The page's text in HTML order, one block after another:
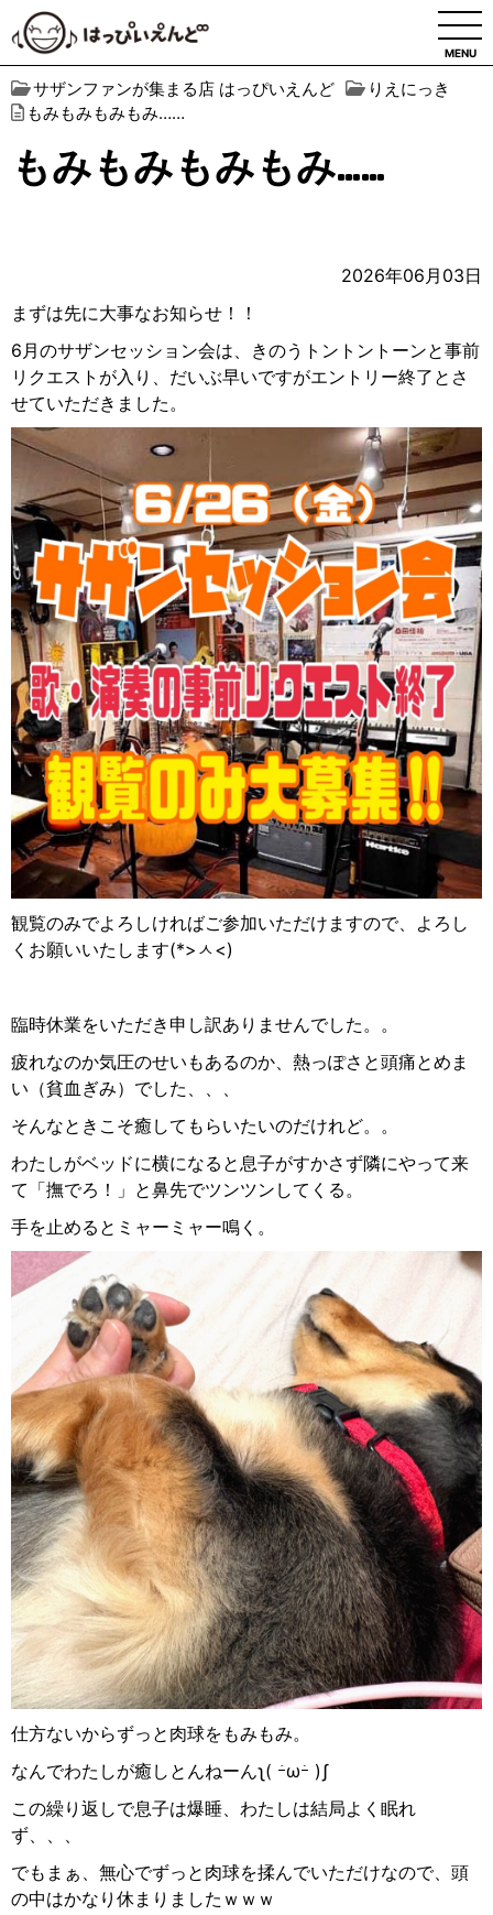
MENU
サザンファンが集まる店 はっぴいえんど
りえにっき
もみもみもみもみ……
もみもみもみもみ……
2026年06月03日
まずは先に大事なお知らせ！！
6月のサザンセッション会は、きのうトントントーンと事前
リクエストが入り、だいぶ早いですがエントリー終了とさ
せていただきました。
観覧のみでよろしければご参加いただけますので、よろし
くお願いいたします(*> ㅅ<)
臨時休業をいただき申し訳ありませんでした。。
疲れなのか気圧のせいもあるのか、熱っぽさと頭痛とめま
い（貧血ぎみ）でした、、、
そんなときこそ癒してもらいたいのだけれど。。
わたしがベッドに横になると息子がすかさず隣にやって来
て「撫でろ！」と鼻先でツンツンしてくる。
手を止めるとミャーミャー鳴く。
仕方ないからずっと肉球をもみもみ。
なんでわたしが癒しとんねーんʅ( ｰ́ωｰ̀ )ʃ
この繰り返しで息子は爆睡、わたしは結局よく眠れ
ず、、、
でもまぁ、無心でずっと肉球を揉んでいただけなので、頭
の中はかなり休まりましたｗｗｗ